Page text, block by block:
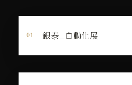
銀泰_自動化展